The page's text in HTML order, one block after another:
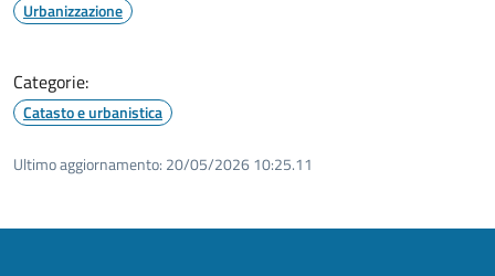
Urbanizzazione
Categorie:
Catasto e urbanistica
Ultimo aggiornamento: 20/05/2026 10:25.11